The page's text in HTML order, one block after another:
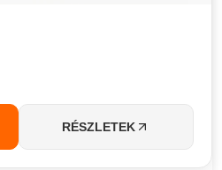
RÉSZLETEK